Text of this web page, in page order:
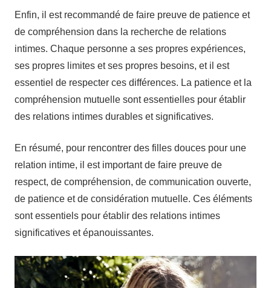
Enfin, il est recommandé de faire preuve de patience et
de compréhension dans la recherche de relations
intimes. Chaque personne a ses propres expériences,
ses propres limites et ses propres besoins, et il est
essentiel de respecter ces différences. La patience et la
compréhension mutuelle sont essentielles pour établir
des relations intimes durables et significatives.
En résumé, pour rencontrer des filles douces pour une
relation intime, il est important de faire preuve de
respect, de compréhension, de communication ouverte,
de patience et de considération mutuelle. Ces éléments
sont essentiels pour établir des relations intimes
significatives et épanouissantes.